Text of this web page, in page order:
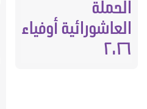
الحملة
العاشورائية أوفياء
٢٠٢٦